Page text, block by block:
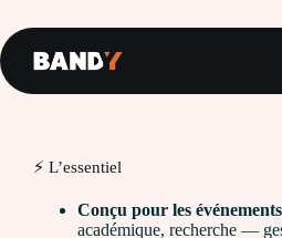
au
contenu
⚡ L’essentiel
Conçu pour les
académique, recherche —